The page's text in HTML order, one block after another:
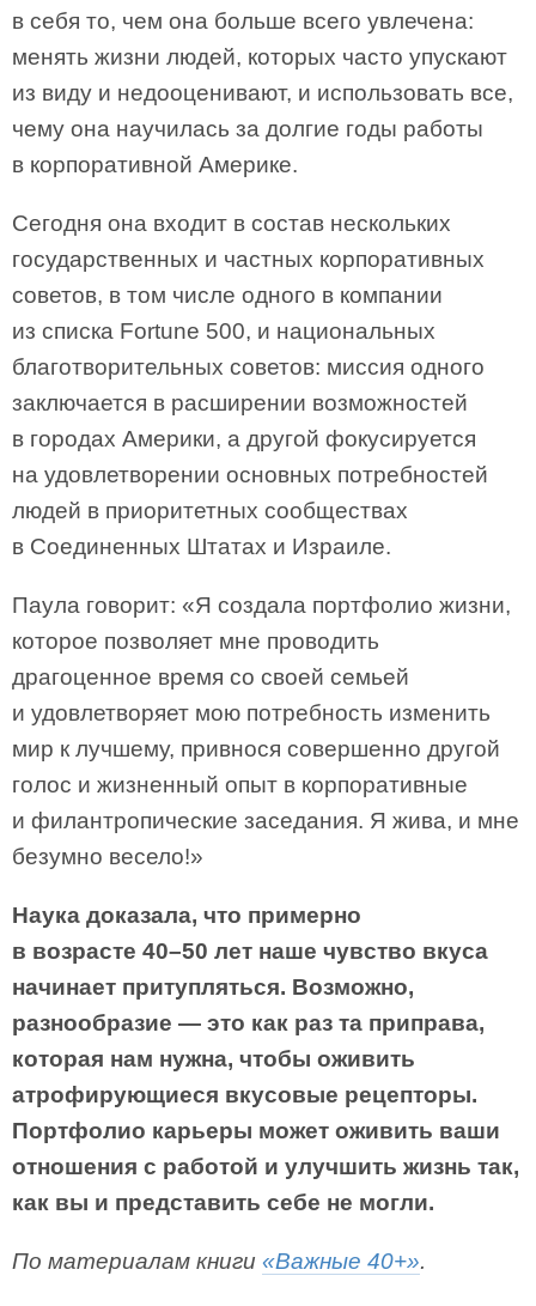
в себя то, чем она больше всего увлечена:
менять жизни людей, которых часто упускают
из виду и недооценивают, и использовать все,
чему она научилась за долгие годы работы
в корпоративной Америке.
Сегодня она входит в состав нескольких
государственных и частных корпоративных
советов, в том числе одного в компании
из списка Fortune 500, и национальных
благотворительных советов: миссия одного
заключается в расширении возможностей
в городах Америки, а другой фокусируется
на удовлетворении основных потребностей
людей в приоритетных сообществах
в Соединенных Штатах и Израиле.
Паула говорит: «Я создала портфолио жизни,
которое позволяет мне проводить
драгоценное время со своей семьей
и удовлетворяет мою потребность изменить
мир к лучшему, привнося совершенно другой
голос и жизненный опыт в корпоративные
и филантропические заседания. Я жива, и мне
безумно весело!»
Наука доказала, что примерно
в возрасте 40–50 лет наше чувство вкуса
начинает притупляться. Возможно,
разнообразие — это как раз та приправа,
которая нам нужна, чтобы оживить
атрофирующиеся вкусовые рецепторы.
Портфолио карьеры может оживить ваши
отношения с работой и улучшить жизнь так,
как вы и представить себе не могли.
По материалам книги «Важные 40+».